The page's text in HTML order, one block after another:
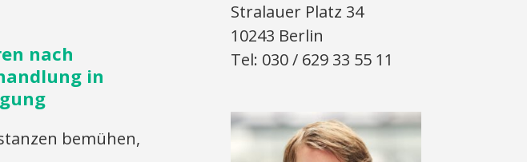
nach
in
bemühen,
Stralauer Platz 34
10243 Berlin
Tel: 030 / 629 33 55 11